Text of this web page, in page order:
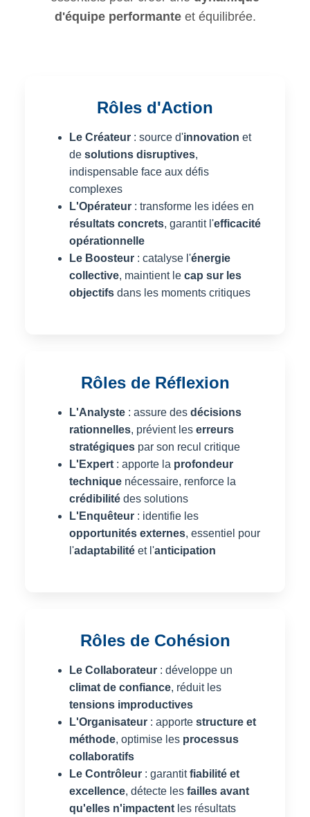
d'équipe performanteet équilibrée.
Rôles d'Action
Le Créateur : source d'innovation et
de solutions disruptives,
indispensable face aux défis
complexes
L'Opérateur : transforme les idées en
résultats concrets, garantit l'efficacité
opérationnelle
Le Boosteur : catalyse l'énergie
collective, maintient le cap sur les
objectifs dans les moments critiques
Rôles de Réflexion
L'Analyste : assure des décisions
rationnelles, prévient les erreurs
stratégiques par son recul critique
L'Expert : apporte la profondeur
technique nécessaire, renforce la
crédibilité des solutions
L'Enquêteur : identifie les
opportunités externes, essentiel pour
l'adaptabilité et l'anticipation
Rôles de Cohésion
Le Collaborateur : développe un
climat de confiance, réduit les
tensions improductives
L'Organisateur : apporte structure et
méthode, optimise les processus
collaboratifs
Le Contrôleur : garantitfiabilité et
excellence, détecte les failles avant
qu'elles n'impactent les résultats